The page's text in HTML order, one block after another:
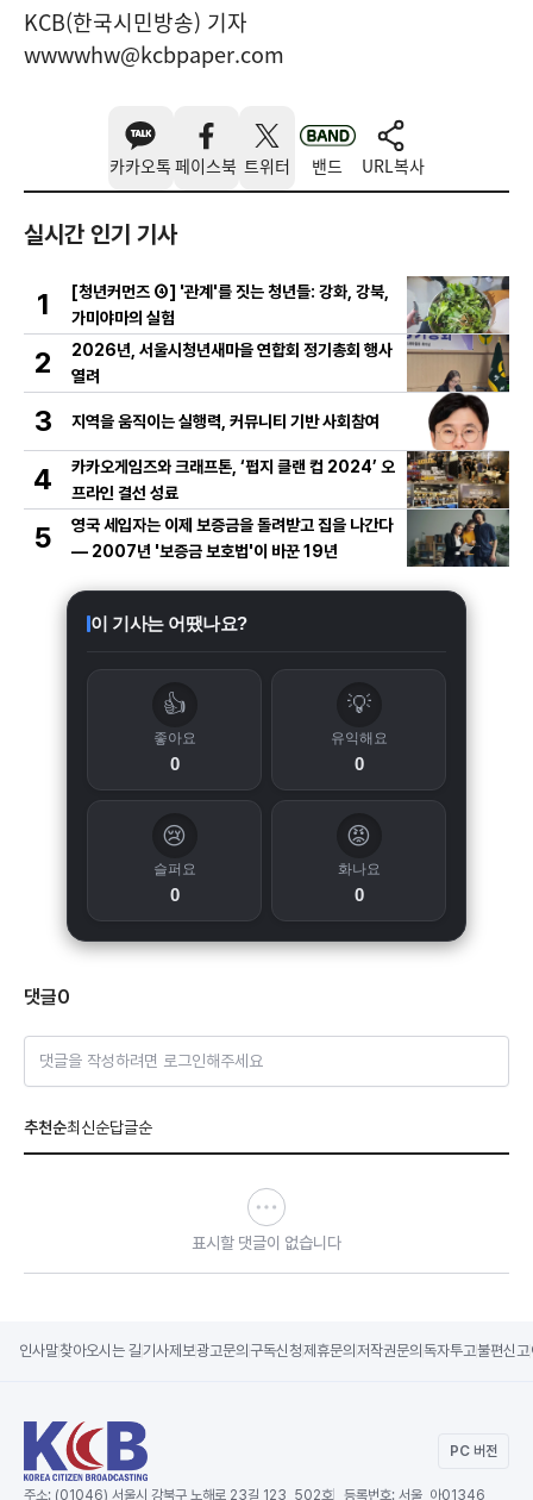
KCB(한국시민방송) 기자
wwwwhw@kcbpaper.com
카카오톡 페이스북 트위터 밴드 URL복사
실시간 인기 기사
1
[청년커먼즈 ④] '관계'를 짓는 청년들: 강화, 강북,
가미야마의 실험
2
2026년, 서울시청년새마을 연합회 정기총회 행사
열려
3 지역을 움직이는 실행력, 커뮤니티 기반 사회참여
4
카카오게임즈와 크래프톤, ‘펍지 클랜 컵 2024’ 오
프라인 결선 성료
5
영국 세입자는 이제 보증금을 돌려받고 집을 나간다
— 2007년 '보증금 보호법'이 바꾼 19년
이 기사는 어땠나요?
👍
좋아요
0
💡
유익해요
0
😢
슬퍼요
0
😡
화나요
0
댓글0
댓글을 작성하려면 로그인해주세요
추천순최신순답글순
표시할 댓글이 없습니다
인사말찾아오시는 길기사제보광고문의 구독신청제휴문의 저작권문의 독자투고불편신고
PC 버전
주소: (01046) 서울시 강북구 노해로 23길 123, 502호 등록번호: 서울, 아01346